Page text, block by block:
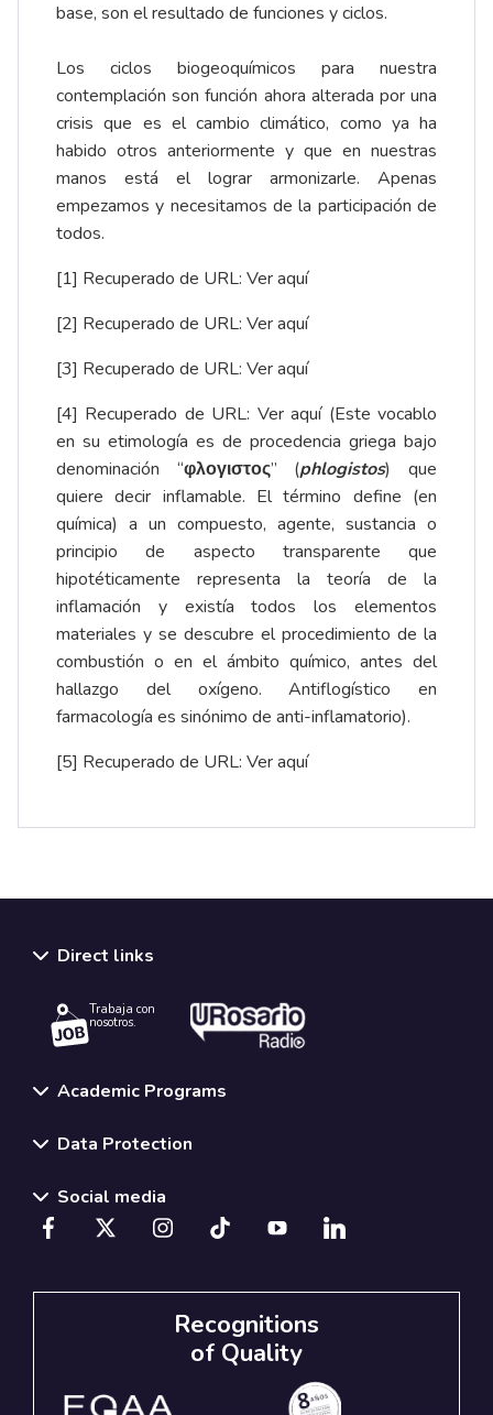
base, son el resultado de funciones y ciclos.
Los ciclos biogeoquímicos para nuestra
contemplación son función ahora alterada por una
crisis que es el cambio climático, como ya ha
habido otros anteriormente y que en nuestras
manos está el lograr armonizarle. Apenas
empezamos y necesitamos de la participación de
todos.
[1] Recuperado de URL: Ver aquí
[2] Recuperado de URL: Ver aquí
[3] Recuperado de URL: Ver aquí
[4] Recuperado de URL: Ver aquí(Este vocablo
en su etimología es de procedencia griega bajo
denominación “φλογιστος” (phlogistos) que
quiere decir inflamable. El término define (en
química) a un compuesto, agente, sustancia o
principio de aspecto transparente que
hipotéticamente representa la teoría de la
inflamación y existía todos los elementos
materiales y se descubre el procedimiento de la
combustión o en el ámbito químico, antes del
hallazgo del oxígeno. Antiflogístico en
farmacología es sinónimo de anti-inflamatorio).
[5] Recuperado de URL: Ver aquí
Direct links
Trabaja con
nosotros.
Academic Programs
Data Protection
Social media
Recognitions
of Quality